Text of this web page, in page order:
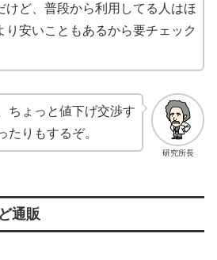
けど、普段から利用してる人はほ
り安いこともあるから要チェック
研究所長
ちょっと値下げ交渉す
たりもするぞ。
通販